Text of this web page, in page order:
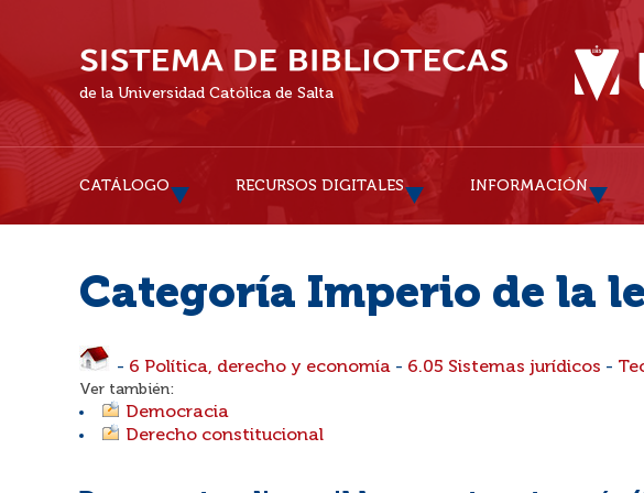
de la Universidad Católica de Salta
CATÁLOGO RECURSOS DIGITALES INFORMACIÓN
Categoría Imperio de la
- 6 Política, derecho y economía - 6.05 Sistemas jurídicos -
Ver también:
Democracia
Derecho constitucional